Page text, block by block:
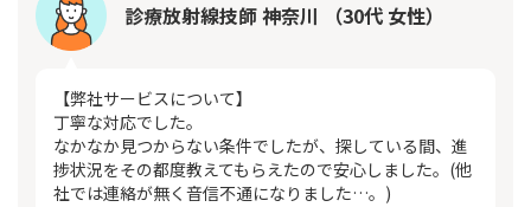
診療放射線技師 神奈川 （30代 女性）
【弊社サービスについて】
丁寧な対応でした。
なかなか見つからない条件でしたが、探している間、進
捗状況をその都度教えてもらえたので安心しました。(他
社では連絡が無く音信不通になりました…。)